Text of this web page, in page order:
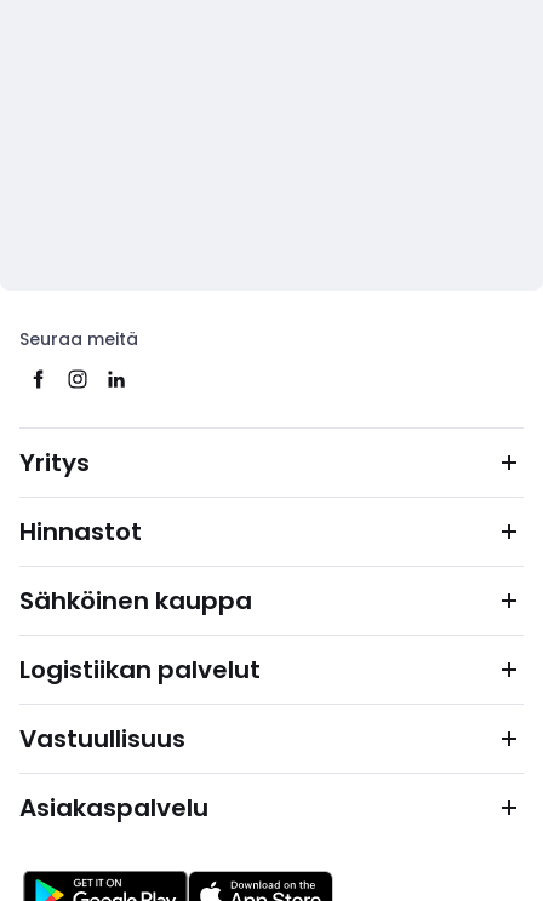
Seuraa meitä
Yritys
Hinnastot
Sähköinen kauppa
Logistiikan palvelut
Vastuullisuus
Asiakaspalvelu